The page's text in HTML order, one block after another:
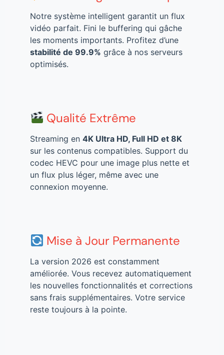
Notre système intelligent garantit un flux
vidéo parfait. Fini le buffering qui gâche
les moments importants. Profitez d’une
stabilité de 99.9% grâce à nos serveurs
optimisés.
Qualité Extrême
Streaming en 4K Ultra HD, Full HD et 8K
sur les contenus compatibles. Support du
codec HEVC pour une image plus nette et
un flux plus léger, même avec une
connexion moyenne.
Mise à Jour Permanente
La version 2026 est constamment
améliorée. Vous recevez automatiquement
les nouvelles fonctionnalités et corrections
sans frais supplémentaires. Votre service
reste toujours à la pointe.